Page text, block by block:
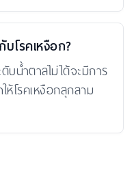
บโรคเหงือก?
บน้ำตาลไม่ได้จะมีการ
โรคเหงือกลุกลาม